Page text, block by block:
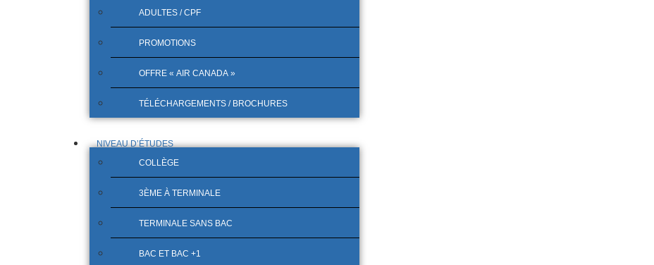
ADULTES / CPF
PROMOTIONS
OFFRE « AIR CANADA »
TÉLÉCHARGEMENTS / BROCHURES
NIVEAU D’ÉTUDES
COLLÈGE
3ÈME À TERMINALE
TERMINALE SANS BAC
BAC ET BAC +1